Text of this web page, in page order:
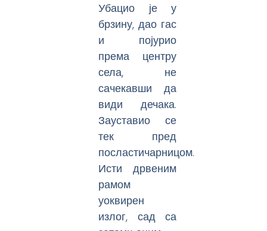
Убацио је у
брзину, дао гас
и појурио
према центру
села, не
сачекавши да
види дечака.
Зауставио се
тек пред
посластичарницом.
Исти дрвеним
рамом
уоквирен
излог, сад са